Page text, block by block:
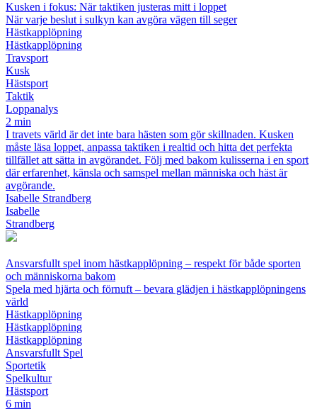
Kusken i fokus: När taktiken justeras mitt i loppet
När varje beslut i sulkyn kan avgöra vägen till seger
Hästkapplöpning
Hästkapplöpning
Travsport
Kusk
Hästsport
Taktik
Loppanalys
2 min
I travets värld är det inte bara hästen som gör skillnaden. Kusken
måste läsa loppet, anpassa taktiken i realtid och hitta det perfekta
tillfället att sätta in avgörandet. Följ med bakom kulisserna i en sport
där erfarenhet, känsla och samspel mellan människa och häst är
avgörande.
Isabelle Strandberg
Isabelle
Strandberg
Ansvarsfullt spel inom hästkapplöpning – respekt för både sporten
och människorna bakom
Spela med hjärta och förnuft – bevara glädjen i hästkapplöpningens
värld
Hästkapplöpning
Hästkapplöpning
Hästkapplöpning
Ansvarsfullt Spel
Sportetik
Spelkultur
Hästsport
6 min